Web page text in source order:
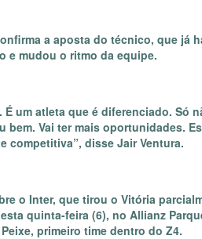
a aposta do técnico, que
e mudou o ritmo da equipe.
É um atleta que é diferenciado.
bem. Vai ter mais oportunidades.
competitiva”, disse Jair Ventura.
o Inter, que tirou o Vitória
quinta-feira (6), no Allianz
primeiro time dentro do Z4.